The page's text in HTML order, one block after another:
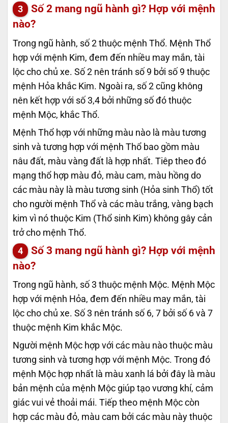
Số 2 mang ngũ hành gì? Hợp với mệnh
nào?
Trong ngũ hành, số 2 thuộc mệnh Thổ. Mệnh Thổ
hợp với mệnh Kim, đem đến nhiều may mắn, tài
lộc cho chủ xe. Số 2 nên tránh số 9 bởi số 9 thuộc
mệnh Hỏa khắc Kim. Ngoài ra, số 2 cũng không
nên kết hợp với số 3,4 bởi những số đó thuộc
mệnh Mộc, khắc Thổ.
Mệnh Thổ hợp với những màu nào là màu tương
sinh và tương hợp với mệnh Thổ bao gồm màu
nâu đất, màu vàng đất là hợp nhất. Tiêp theo đó
mạng thổ hợp màu đỏ, màu cam, màu hồng do
các màu này là màu tương sinh (Hỏa sinh Thổ) tốt
cho người mệnh Thổ và các màu trắng, vàng bạch
kim vì nó thuộc Kim (Thổ sinh Kim) không gây cản
trở cho mệnh Thổ.
Số 3 mang ngũ hành gì? Hợp với mệnh
nào?
Trong ngũ hành, số 3 thuộc mệnh Mộc. Mệnh Mộc
hợp với mệnh Hỏa, đem đến nhiều may mắn, tài
lộc cho chủ xe. Số 3 nên tránh số 6, 7 bởi số 6 và 7
thuộc mệnh Kim khắc Mộc.
Người mệnh Mộc hợp với các màu nào thuộc màu
tương sinh và tương hợp với mệnh Mộc. Trong đó
mệnh Mộc hợp nhất là màu xanh lá bởi đây là màu
bản mệnh của mệnh Mộc giúp tạo vương khí, cảm
giác vui vẻ thoải mái. Tiếp theo mệnh Mộc còn
hợp các màu đỏ, màu cam bởi các màu này thuộc